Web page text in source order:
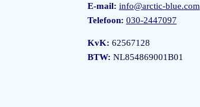
E-mail: info@arctic-blue.com
Telefoon: 030-2447097
KvK: 62567128
BTW: NL854869001B01